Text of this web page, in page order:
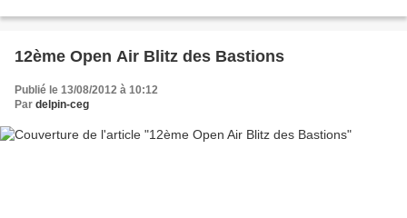
12ème Open Air Blitz des Bastions
Publié le 13/08/2012 à 10:12
Par delpin-ceg